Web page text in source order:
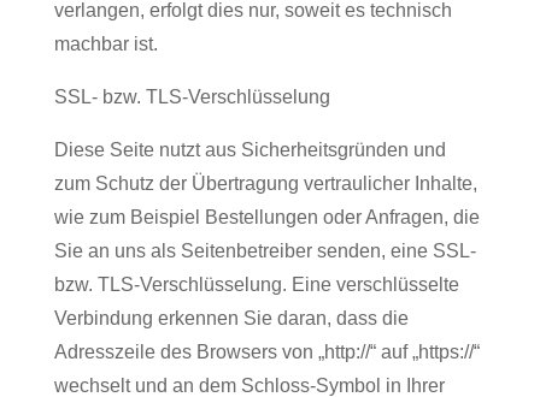
verlangen, erfolgt dies nur, soweit es technisch
machbar ist.
SSL- bzw. TLS-Verschlüsselung
Diese Seite nutzt aus Sicherheitsgründen und
zum Schutz der Übertragung vertraulicher Inhalte,
wie zum Beispiel Bestellungen oder Anfragen, die
Sie an uns als Seitenbetreiber senden, eine SSL-
bzw. TLS-Verschlüsselung. Eine verschlüsselte
Verbindung erkennen Sie daran, dass die
Adresszeile des Browsers von „http://“ auf „https://“
wechselt und an dem Schloss-Symbol in Ihrer